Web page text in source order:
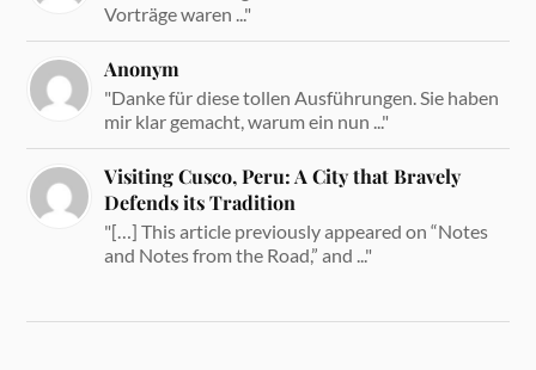
Vorträge waren ..."
Anonym
"Danke für diese tollen Ausführungen. Sie haben
mir klar gemacht, warum ein nun ..."
Visiting Cusco, Peru: A City that Bravely
Defends its Tradition
"[…] This article previously appeared on “Notes
and Notes from the Road,” and ..."